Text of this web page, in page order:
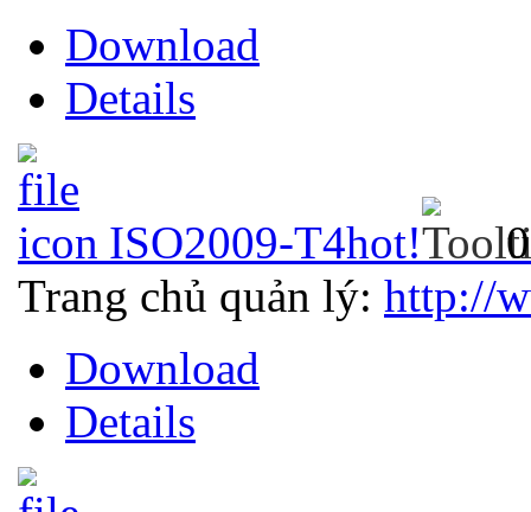
Download
Details
ISO2009-T4hot!
Trang chủ quản lý: http://
Download
Details